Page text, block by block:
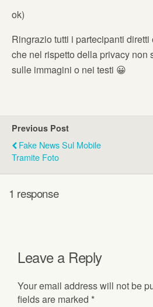
ok)
Ringrazio tutti i partecipanti
che nel rispetto della privacy non
sulle immagini o nei testi 😀
Previous Post
Fake News Sul Mobile
Tramite Foto
1 response
Leave a Reply
Your email address will not be
fields are marked *